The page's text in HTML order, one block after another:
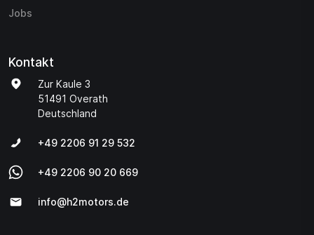
Jobs
Kontakt
Zur Kaule 3
51491 Overath
Deutschland
+49 2206 91 29 532
+49 2206 90 20 669
info@h2motors.de